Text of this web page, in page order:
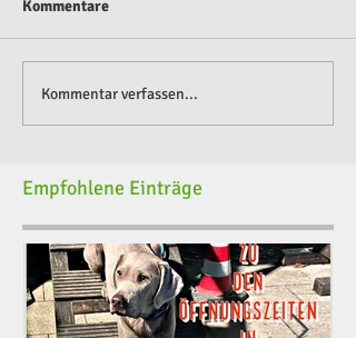
Kommentare
Kommentar verfassen...
Empfohlene Einträge